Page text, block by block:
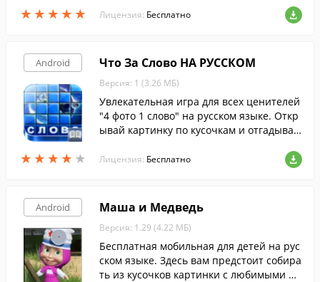
★ ★ ★ ★ ★
★ ★ ★ ★ ★ Лицензия: Бесплатно
Android
★ ★ ★ ★ ★
★ ★ ★ ★ ★
Что За Слово НА РУССКОМ
Версия: 1 (3.26 МБ)
Увлекательная игра для всех ценителей
"4 фото 1 слово" на русском языке. Откр
ывай картинку по кусочкам и отгадывай
Лицензия: Бесплатно
Android Маша и Медведь
Версия: 1.29 (4.22 МБ)
Бесплатная мобильная для детей на рус
ском языке. Здесь вам предстоит собира
ть из кусочков картинки с любимыми пе